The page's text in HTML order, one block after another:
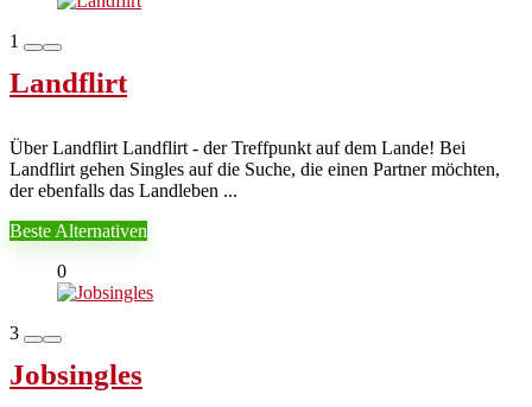
1
Landflirt
Über Landflirt Landflirt - der Treffpunkt auf dem Lande! Bei
Landflirt gehen Singles auf die Suche, die einen Partner möchten,
der ebenfalls das Landleben ...
Beste Alternativen
0
3
Jobsingles